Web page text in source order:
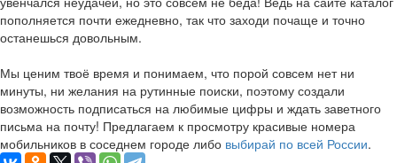
пополняется почти ежедневно, так что заходи почаще и точно
останешься довольным.
Мы ценим твоё время и понимаем, что порой совсем нет ни
минуты, ни желания на рутинные поиски, поэтому создали
возможность подписаться на любимые цифры и ждать заветного
письма на почту! Предлагаем к просмотру красивые номера
мобильников в соседнем городе либо выбирай по всей России.